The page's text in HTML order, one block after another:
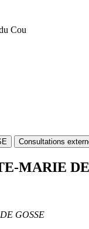
Cou
Consultations
MARIE
GOSSE